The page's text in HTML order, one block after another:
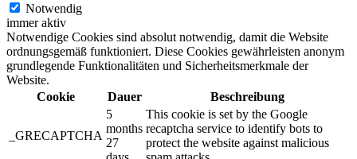
Notwendig
immer aktiv
Notwendige Cookies sind absolut notwendig, damit die Website
ordnungsgemäß funktioniert. Diese Cookies gewährleisten anonym
grundlegende Funktionalitäten und Sicherheitsmerkmale der
Website.
Cookie
Dauer Beschreibung
_GRECAPTCHA
5
months
27
This cookie is set by the Google
recaptcha service to identify bots to
protect the website against malicious